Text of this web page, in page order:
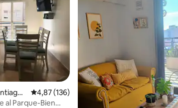
evaluacionesCalificación promedio: 4,87 de 5. 136
4,87 (136)
al Parque-Bien